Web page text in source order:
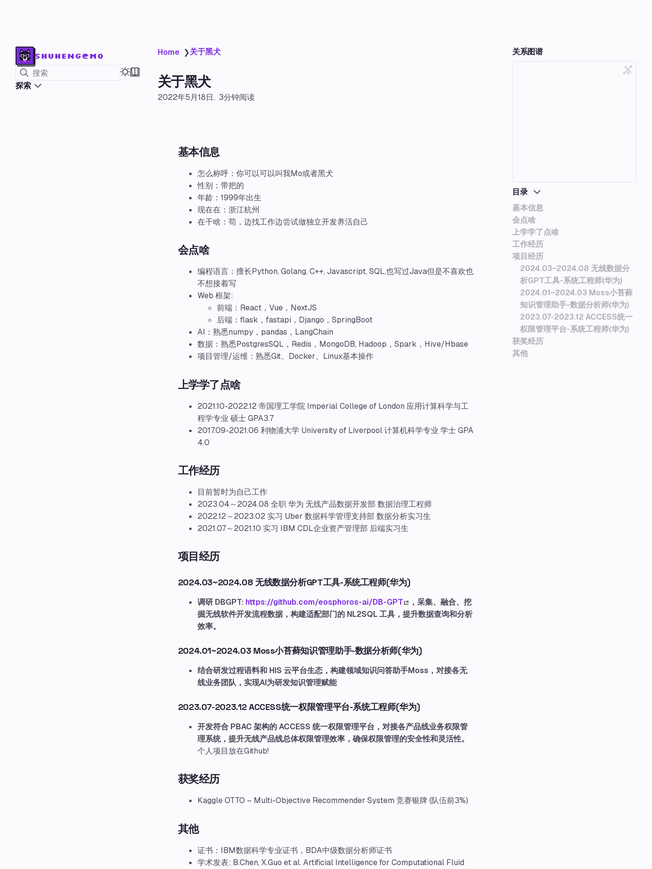
shuheng@mo
搜索
探索
Home ❯关于黑犬
关于黑犬
2022年5月18日 3分钟阅读
基本信息
怎么称呼：你可以可以叫我Mo或者黑犬
性别：带把的
年龄：1999年出生
现在在：浙江杭州
在干啥：苟，边找工作边尝试做独立开发养活自己
会点啥
编程语言：擅长Python, Golang, C++, Javascript, SQL,也写过Java但是不喜欢也
不想接着写
Web 框架:
前端：React，Vue，NextJS
后端：flask，fastapi，Django，SpringBoot
AI：熟悉numpy，pandas，LangChain
数据：熟悉PostgresSQL，Redis，MongoDB, Hadoop，Spark，Hive/Hbase
项目管理/运维：熟悉Git、Docker、Linux基本操作
上学学了点啥
2021.10-2022.12 帝国理工学院 Imperial College of London 应用计算科学与工
程学专业 硕士 GPA3.7
2017.09-2021.06 利物浦大学 University of Liverpool 计算机科学专业 学士 GPA
4.0
工作经历
目前暂时为自己工作
2023.04～2024.08 全职 华为 无线产品数据开发部 数据治理工程师
2022.12～2023.02 实习 Uber 数据科学管理支持部 数据分析实习生
2021.07～2021.10 实习 IBM CDL企业资产管理部 后端实习生
项目经历
2024.03~2024.08 无线数据分析GPT工具-系统工程师(华为)
调研 DBGPT: https://github.com/eosphoros-ai/DB-GPT
，采集、融合、挖
掘无线软件开发流程数据，构建适配部门的 NL2SQL 工具，提升数据查询和分析
效率。
2024.01~2024.03 Moss小苔藓知识管理助手-数据分析师(华为)
结合研发过程语料和 HIS 云平台生态，构建领域知识问答助手Moss，对接各无
线业务团队，实现AI为研发知识管理赋能
2023.07-2023.12 ACCESS统一权限管理平台-系统工程师(华为)
开发符合 PBAC 架构的 ACCESS 统一权限管理平台，对接各产品线业务权限管
理系统，提升无线产品线总体权限管理效率，确保权限管理的安全性和灵活性。
个人项目放在Github!
获奖经历
Kaggle OTTO – Multi-Objective Recommender System 竞赛银牌 (队伍前3%)
其他
证书：IBM数据科学专业证书，BDA中级数据分析师证书
学术发表: B.Chen, X.Guo et al. Artificial Intelligence for Computational Fluid
关系图谱
目录
基本信息
会点啥
上学学了点啥
工作经历
项目经历
2024.03~2024.08 无线数据分
析GPT工具-系统工程师(华为)
2024.01~2024.03 Moss小苔藓
知识管理助手-数据分析师(华为)
2023.07-2023.12 ACCESS统一
权限管理平台-系统工程师(华为)
获奖经历
其他